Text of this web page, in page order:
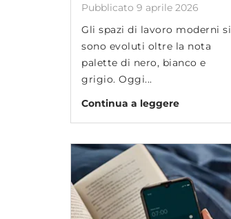
Pubblicato 9 aprile 2026
Gli spazi di lavoro moderni si
sono evoluti oltre la nota
palette di nero, bianco e
grigio. Oggi...
Continua a leggere